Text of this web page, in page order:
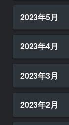
2023年5月
2023年4月
2023年3月
2023年2月